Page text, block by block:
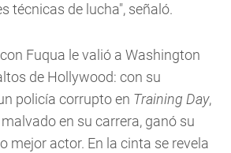
técnicas de lucha", señaló.
Fuqua le valió a Washington
de Hollywood: con su
policía corrupto en Training Day,
en su carrera, ganó su
mejor actor. En la cinta se revela